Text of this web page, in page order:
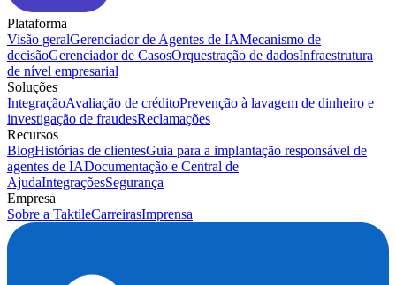
Plataforma
Visão geralGerenciador de Agentes de IAMecanismo de
decisãoGerenciador de CasosOrquestração de dadosInfraestrutura
de nível empresarial
Soluções
IntegraçãoAvaliação de créditoPrevenção à lavagem de dinheiro e
investigação de fraudesReclamações
Recursos
BlogHistórias de clientesGuia para a implantação responsável de
agentes de IADocumentação e Central de
AjudaIntegraçõesSegurança
Empresa
Sobre a TaktileCarreirasImprensa